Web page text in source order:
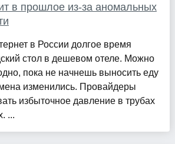
в прошлое из-за аномальных
в России долгое время
стол в дешевом отеле. Можно
пока не начнешь выносить еду
изменились. Провайдеры
избыточное давление в трубах
...